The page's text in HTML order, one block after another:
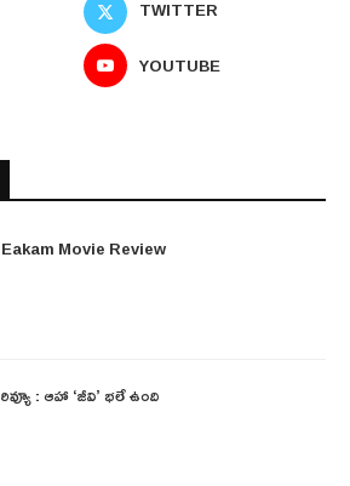
TWITTER
YOUTUBE
Eakam Movie Review
రివ్యూ : ఆహా ‘జీవి’ భలే ఉంది